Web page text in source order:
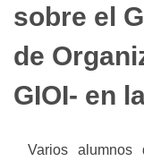
sobre el
de
GIOI- en
Varios alumnos